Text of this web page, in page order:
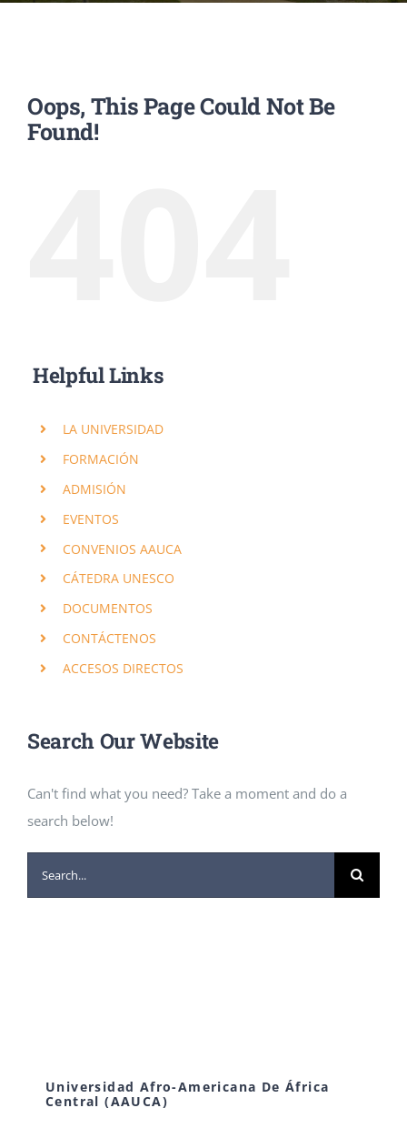
CONVENIOS AAUCA
Oops, This Page Could Not Be
Found!
Helpful Links
LA UNIVERSIDAD
FORMACIÓN
ADMISIÓN
EVENTOS
CONVENIOS AAUCA
CÁTEDRA UNESCO
DOCUMENTOS
CONTÁCTENOS
ACCESOS DIRECTOS
Search Our Website
Can't find what you need? Take a moment and do a
search below!
Universidad Afro-Americana De África
Central (AAUCA)